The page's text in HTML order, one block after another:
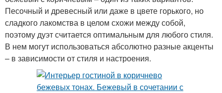
Песочный и древесный или даже в цвете горького, но
сладкого лакомства в целом схожи между собой,
поэтому дуэт считается оптимальным для любого стиля.
В нем могут использоваться абсолютно разные акценты
– в зависимости от стиля и настроения.